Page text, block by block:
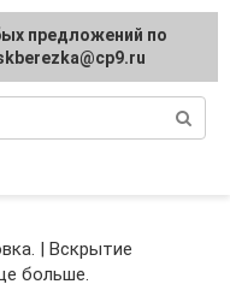
уход
| Вскрытие
больше.
предложений по